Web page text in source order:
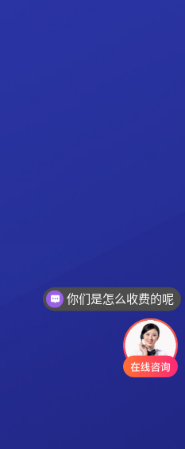
你们是怎么收费的呢